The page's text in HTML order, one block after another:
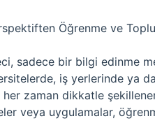
Öğrenme ve
sadece bir bilgi edinme
iş yerlerinde ya
her zaman dikkatle
veya uygulamalar,